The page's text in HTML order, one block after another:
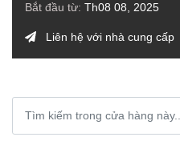
Bắt đầu từ: Th08 08, 2025
Liên hệ với nhà cung cấp